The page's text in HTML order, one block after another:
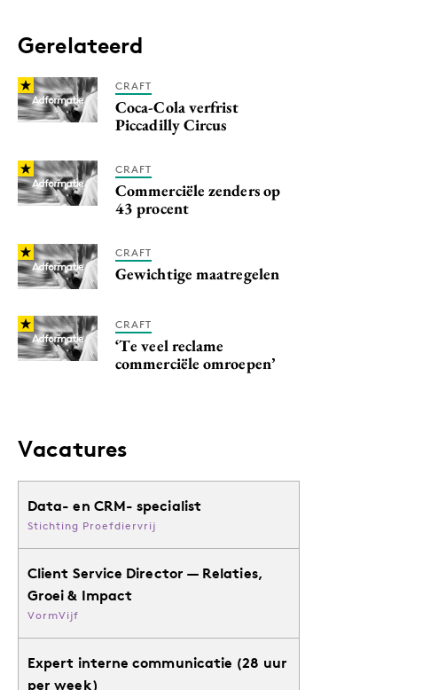
Gerelateerd
CRAFT
Coca-Cola verfrist
Piccadilly Circus
CRAFT
Commerciële zenders op
43 procent
CRAFT
Gewichtige maatregelen
CRAFT
‘Te veel reclame
commerciële omroepen’
Vacatures
Data- en CRM- specialist
Stichting Proefdiervrij
Client Service Director — Relaties,
Groei & Impact
VormVijf
Expert interne communicatie (28 uur
per week)